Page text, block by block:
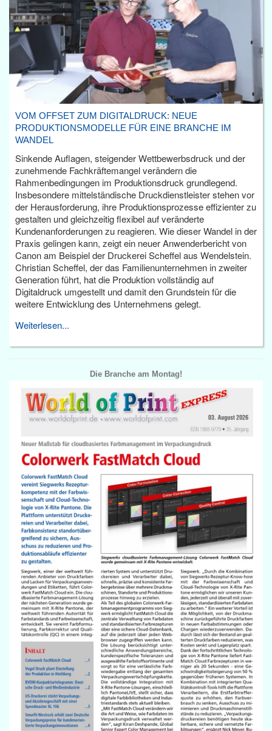
VOM OFFSET ZUM DIGITALDRUCK: NEUE
PRODUKTIONSMODELLE FÜR EINE BRANCHE IM
WANDEL
Sinkende Auflagen, steigender Wettbewerbsdruck und der
zunehmende Fachkräftemangel verändern die
Rahmenbedingungen im Produktionsdruck grundlegend.
Insbesondere mittelständische Druckdienstleister stehen vor
der Herausforderung, ihre Produktionsprozesse effizienter zu
gestalten und gleichzeitig flexibel auf veränderte
Kundenanforderungen zu reagieren. Wie dieser Wandel in der
Praxis gelingen kann, zeigt ein neuer Anwenderbericht von
Canon am Beispiel der Druckerei Scheffel aus Wendelstein.
Christian Scheffel, der das Familienunternehmen in zweiter
Generation führt, hat die Produktion vollständig auf
Digitaldruck umgestellt und damit den Grundstein für die
weitere Entwicklung des Unternehmens gelegt.
Weiterlesen...
Die Branche am Montag!